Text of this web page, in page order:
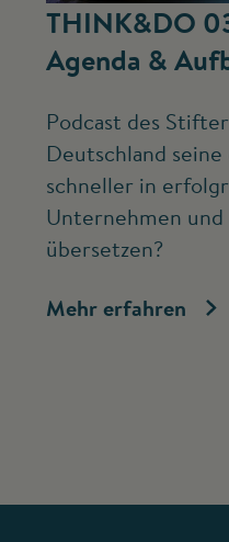
THINK&DO
Agenda &
Podcast des
Deutschland
schneller in
Unternehmen
übersetzen?
Mehr erfahren